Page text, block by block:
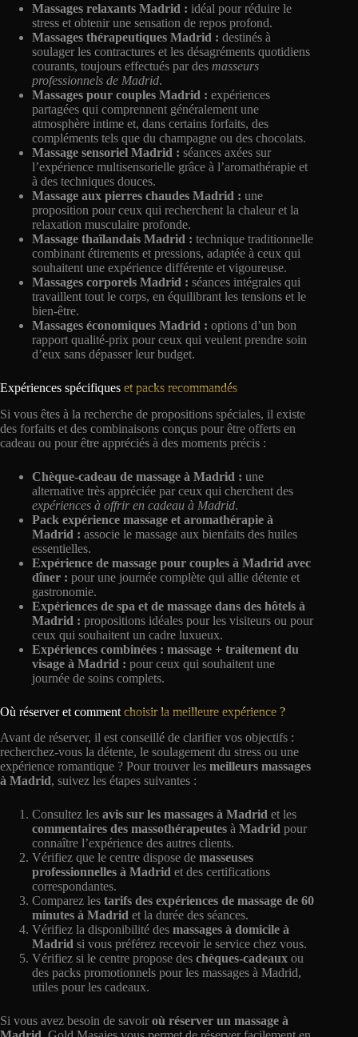
Massages relaxants Madrid : idéal pour réduire le
stress et obtenir une sensation de repos profond.
Massages thérapeutiques Madrid : destinés à
soulager les contractures et les désagréments quotidiens
courants, toujours effectués par des masseurs
professionnels de Madrid.
Massages pour couples Madrid : expériences
partagées qui comprennent généralement une
atmosphère intime et, dans certains forfaits, des
compléments tels que du champagne ou des chocolats.
Massage sensoriel Madrid : séances axées sur
l’expérience multisensorielle grâce à l’aromathérapie et
à des techniques douces.
Massage aux pierres chaudes Madrid : une
proposition pour ceux qui recherchent la chaleur et la
relaxation musculaire profonde.
Massage thaïlandais Madrid : technique traditionnelle
combinant étirements et pressions, adaptée à ceux qui
souhaitent une expérience différente et vigoureuse.
Massages corporels Madrid : séances intégrales qui
travaillent tout le corps, en équilibrant les tensions et le
bien-être.
Massages économiques Madrid : options d’un bon
rapport qualité-prix pour ceux qui veulent prendre soin
d’eux sans dépasser leur budget.
Expériences spécifiques et packs recommandés
Si vous êtes à la recherche de propositions spéciales, il existe
des forfaits et des combinaisons conçus pour être offerts en
cadeau ou pour être appréciés à des moments précis :
Chèque-cadeau de massage à Madrid : une
alternative très appréciée par ceux qui cherchent des
expériences à offrir en cadeau à Madrid.
Pack expérience massage et aromathérapie à
Madrid : associe le massage aux bienfaits des huiles
essentielles.
Expérience de massage pour couples à Madrid avec
dîner : pour une journée complète qui allie détente et
gastronomie.
Expériences de spa et de massage dans des hôtels à
Madrid : propositions idéales pour les visiteurs ou pour
ceux qui souhaitent un cadre luxueux.
Expériences combinées : massage + traitement du
visage à Madrid : pour ceux qui souhaitent une
journée de soins complets.
Où réserver et comment choisir la meilleure expérience ?
Avant de réserver, il est conseillé de clarifier vos objectifs :
recherchez-vous la détente, le soulagement du stress ou une
expérience romantique ? Pour trouver les meilleurs massages
à Madrid, suivez les étapes suivantes :
Consultez les avis sur les massages à Madrid et les
commentaires des massothérapeutes à Madrid pour
connaître l’expérience des autres clients.
Vérifiez que le centre dispose de masseuses
professionnelles à Madrid et des certifications
correspondantes.
Comparez les tarifs des expériences de massage de 60
minutes à Madrid et la durée des séances.
Vérifiez la disponibilité des massages à domicile à
Madrid si vous préférez recevoir le service chez vous.
Vérifiez si le centre propose des chèques-cadeaux ou
des packs promotionnels pour les massages à Madrid,
utiles pour les cadeaux.
Si vous avez besoin de savoir où réserver un massage à